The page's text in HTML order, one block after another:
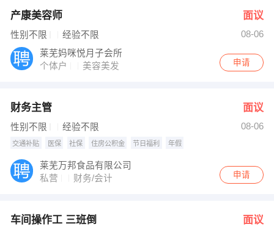
产康美容师 面议
性别不限 经验不限
08-06
莱芜妈咪悦月子会所
个体户
美容美发 申请
财务主管 面议
性别不限 经验不限 08-06
交通补贴 医保 社保 住房公积金 节日福利 年假
莱芜万邦食品有限公司
私营
财务/会计 申请
车间操作工 三班倒 面议